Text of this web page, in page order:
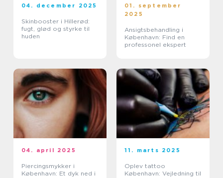
04. december 2025
Skinbooster i Hillerød:
fugt, glød og styrke til
huden
01. september
2025
Ansigtsbehandling i
København: Find en
professonel ekspert
04. april 2025
Piercingsmykker i
København: Et dyk ned i
11. marts 2025
Oplev tattoo
København: Vejledning til